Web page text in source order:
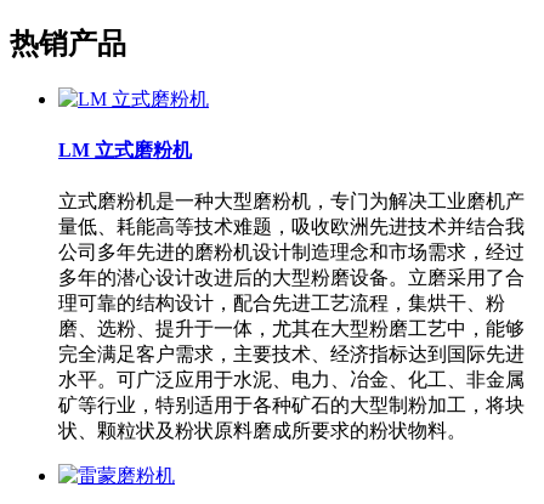
热销产品
LM 立式磨粉机
立式磨粉机是一种大型磨粉机，专门为解决工业磨机产
量低、耗能高等技术难题，吸收欧洲先进技术并结合我
公司多年先进的磨粉机设计制造理念和市场需求，经过
多年的潜心设计改进后的大型粉磨设备。立磨采用了合
理可靠的结构设计，配合先进工艺流程，集烘干、粉
磨、选粉、提升于一体，尤其在大型粉磨工艺中，能够
完全满足客户需求，主要技术、经济指标达到国际先进
水平。可广泛应用于水泥、电力、冶金、化工、非金属
矿等行业，特别适用于各种矿石的大型制粉加工，将块
状、颗粒状及粉状原料磨成所要求的粉状物料。